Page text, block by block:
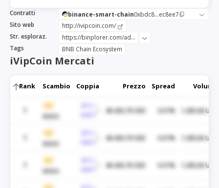
Contratti binance-smart-chain0xbdc8...ec8ee7
Sito web
http://ivipcoin.com/
Str. esploraz.
https://binplorer.com/address/0xbdc87a65e0b6bfb631847b7de815d2b07dec8ee7
Tags
BNB Chain Ecosystem
iVipCoin Mercati
Rank Scambio Coppia Prezzo Spread Volume
WEEX
48.430,70 USD 0.01% 1.285,06 USD
WEEX
48.430,70 USD 0.01% 1.285,06 USD
WEEX
48.430,70 USD 0.01% 1.285,06 USD